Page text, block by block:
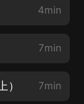
4min
7min
7min